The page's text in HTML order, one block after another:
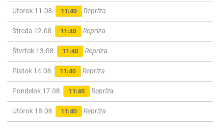
Utorok 11.08. 11:40 Repríza
Streda 12.08. 11:40 Repríza
Štvrtok 13.08. 11:40 Repríza
Piatok 14.08. 11:40 Repríza
Pondelok 17.08. 11:40 Repríza
Utorok 18.08. 11:40 Repríza